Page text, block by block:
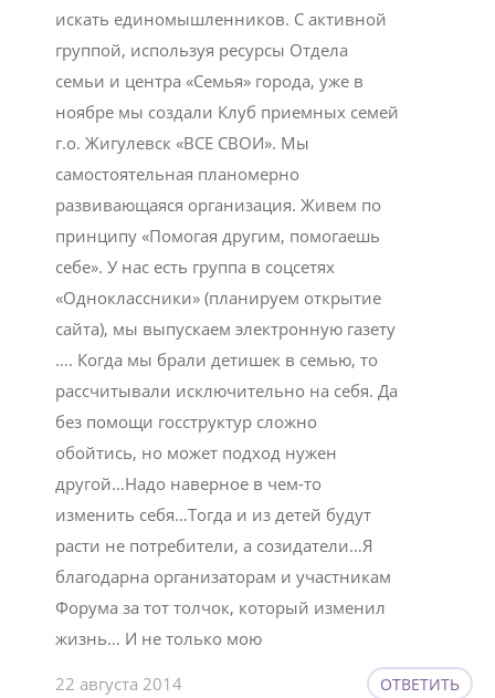
искать единомышленников. С активной
группой, используя ресурсы Отдела
семьи и центра «Семья» города, уже в
ноябре мы создали Клуб приемных семей
г.о. Жигулевск «ВСЕ СВОИ». Мы
самостоятельная планомерно
развивающаяся организация. Живем по
принципу «Помогая другим, помогаешь
себе». У нас есть группа в соцсетях
«Одноклассники» (планируем открытие
сайта), мы выпускаем электронную газету
…. Когда мы брали детишек в семью, то
рассчитывали исключительно на себя. Да
без помощи госструктур сложно
обойтись, но может подход нужен
другой…Надо наверное в чем-то
изменить себя…Тогда и из детей будут
расти не потребители, а созидатели…Я
благодарна организаторам и участникам
Форума за тот толчок, который изменил
жизнь… И не только мою
22 августа 2014 ОТВЕТИТЬ